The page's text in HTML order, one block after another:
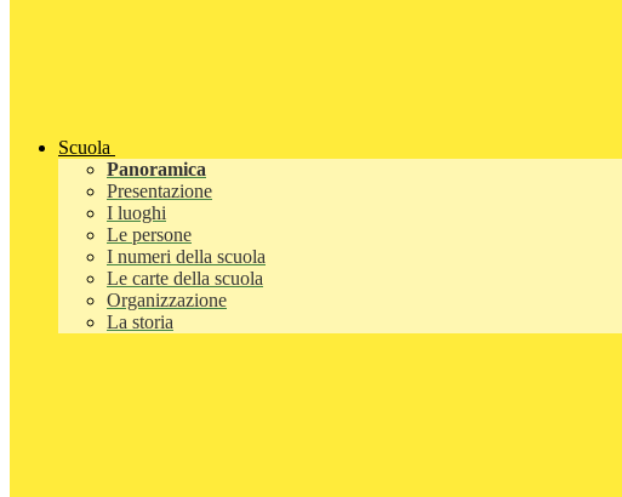
Scuola
Panoramica
Presentazione
I luoghi
Le persone
I numeri della scuola
Le carte della scuola
Organizzazione
La storia